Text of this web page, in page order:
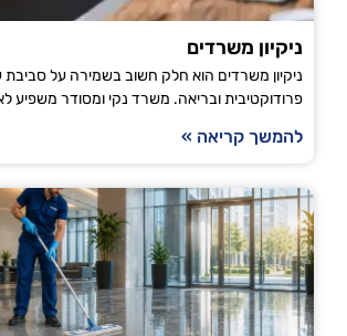
ניקיון משרדים
ניקיון משרדים הוא חלק חשוב בשמירה על סביבת
פרודוקטיבית ובריאה. משרד נקי ומסודר משפיע
להמשך קריאה »